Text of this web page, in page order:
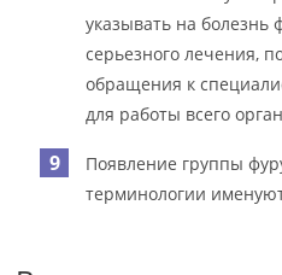
указывать на болезнь
серьезного лечения,
обращения к
для работы всего
Появление группы
терминологии